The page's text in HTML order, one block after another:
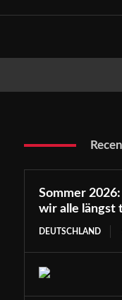
Sommer
wir alle längst
DEUTSCHLAND